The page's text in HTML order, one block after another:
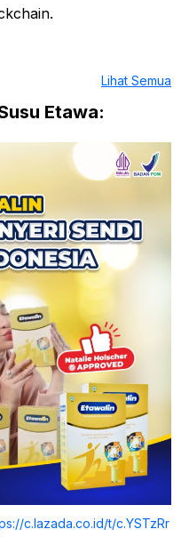
Lihat Semua
Etawa:
c.lazada.co.id/t/c.YSTzRr